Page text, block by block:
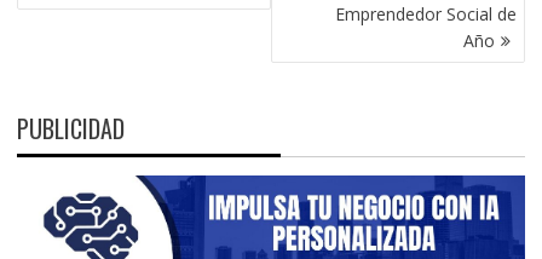
Emprendedor Social de
Año
PUBLICIDAD